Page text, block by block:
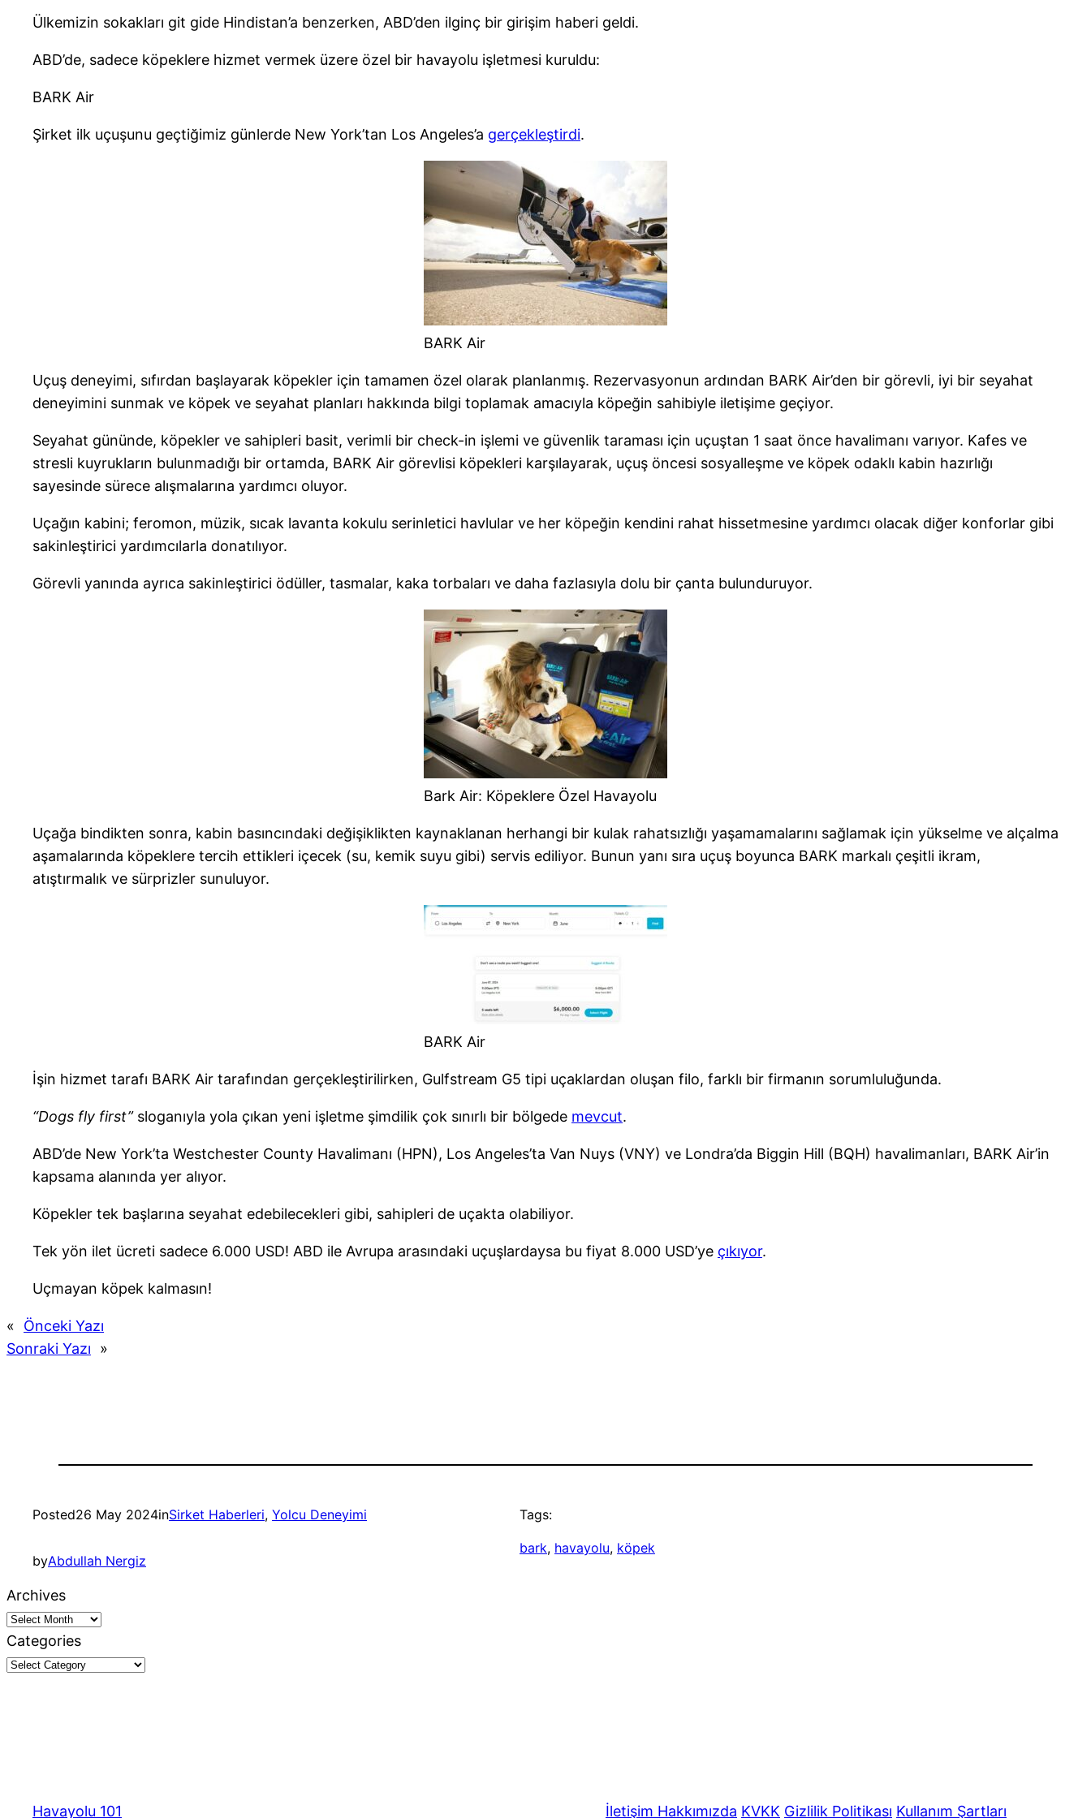
Ülkemizin sokakları git gide Hindistan’a benzerken, ABD’den ilginç bir girişim haberi geldi.
ABD’de, sadece köpeklere hizmet vermek üzere özel bir havayolu işletmesi kuruldu:
BARK Air
Şirket ilk uçuşunu geçtiğimiz günlerde New York’tan Los Angeles’a gerçekleştirdi.
BARK Air
Uçuş deneyimi, sıfırdan başlayarak köpekler için tamamen özel olarak planlanmış. Rezervasyonun ardından BARK Air’den bir görevli, iyi bir seyahat
deneyimini sunmak ve köpek ve seyahat planları hakkında bilgi toplamak amacıyla köpeğin sahibiyle iletişime geçiyor.
Seyahat gününde, köpekler ve sahipleri basit, verimli bir check-in işlemi ve güvenlik taraması için uçuştan 1 saat önce havalimanı varıyor. Kafes ve
stresli kuyrukların bulunmadığı bir ortamda, BARK Air görevlisi köpekleri karşılayarak, uçuş öncesi sosyalleşme ve köpek odaklı kabin hazırlığı
sayesinde sürece alışmalarına yardımcı oluyor.
Uçağın kabini; feromon, müzik, sıcak lavanta kokulu serinletici havlular ve her köpeğin kendini rahat hissetmesine yardımcı olacak diğer konforlar gibi
sakinleştirici yardımcılarla donatılıyor.
Görevli yanında ayrıca sakinleştirici ödüller, tasmalar, kaka torbaları ve daha fazlasıyla dolu bir çanta bulunduruyor.
Bark Air: Köpeklere Özel Havayolu
Uçağa bindikten sonra, kabin basıncındaki değişiklikten kaynaklanan herhangi bir kulak rahatsızlığı yaşamamalarını sağlamak için yükselme ve alçalma
aşamalarında köpeklere tercih ettikleri içecek (su, kemik suyu gibi) servis ediliyor. Bunun yanı sıra uçuş boyunca BARK markalı çeşitli ikram,
atıştırmalık ve sürprizler sunuluyor.
BARK Air
İşin hizmet tarafı BARK Air tarafından gerçekleştirilirken, Gulfstream G5 tipi uçaklardan oluşan filo, farklı bir firmanın sorumluluğunda.
“Dogs fly first”sloganıyla yola çıkan yeni işletme şimdilik çok sınırlı bir bölgede mevcut.
ABD’de New York’ta Westchester County Havalimanı (HPN), Los Angeles’ta Van Nuys (VNY) ve Londra’da Biggin Hill (BQH) havalimanları, BARK Air’in
kapsama alanında yer alıyor.
Köpekler tek başlarına seyahat edebilecekleri gibi, sahipleri de uçakta olabiliyor.
Tek yön ilet ücreti sadece 6.000 USD! ABD ile Avrupa arasındaki uçuşlardaysa bu fiyat 8.000 USD’ye çıkıyor.
Uçmayan köpek kalmasın!
«
Önceki Yazı
Sonraki Yazı
»
Posted26 May 2024inSirket Haberleri, Yolcu Deneyimi
byAbdullah Nergiz
Tags:
bark, havayolu, köpek
Archives
Categories
Havayolu 101 İletişim Hakkımızda KVKK Gizlilik Politikası Kullanım Şartları